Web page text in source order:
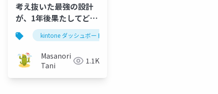
考え抜いた最強の設計
が、1年後果たしてどう
なったのか答え合わせ
する
kintone ダッシュボード
Masanori
Tani
1.1K